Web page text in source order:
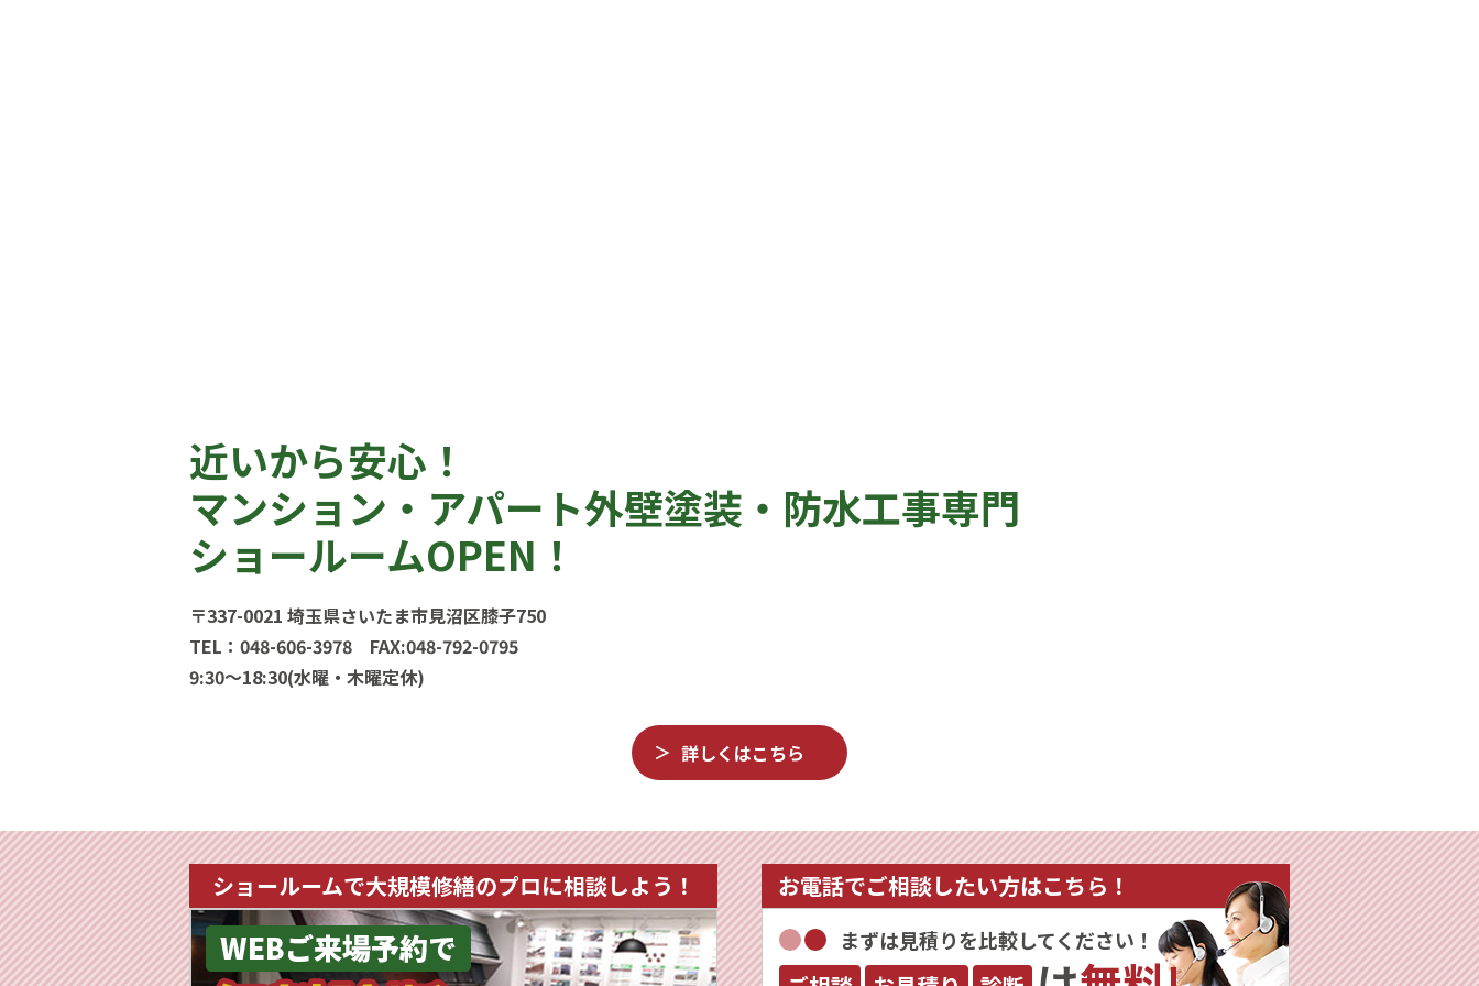
近いから安心！
マンション・アパート外壁塗装・防水工事専門
ショールームOPEN！
〒337-0021 埼玉県さいたま市見沼区膝子750
TEL：048-606-3978 FAX:048-792-0795
9:30〜18:30(水曜・木曜定休)
詳しくはこちら
ショールームで大規模修繕のプロに相談しよう！ お電話でご相談したい方はこちら！
まずは見積りを比較してください！